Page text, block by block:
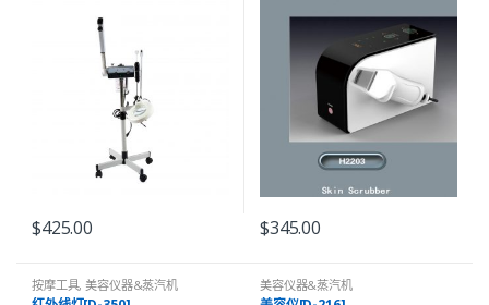
$425.00 $345.00
按摩工具,美容仪器&蒸汽机 美容仪器&蒸汽机